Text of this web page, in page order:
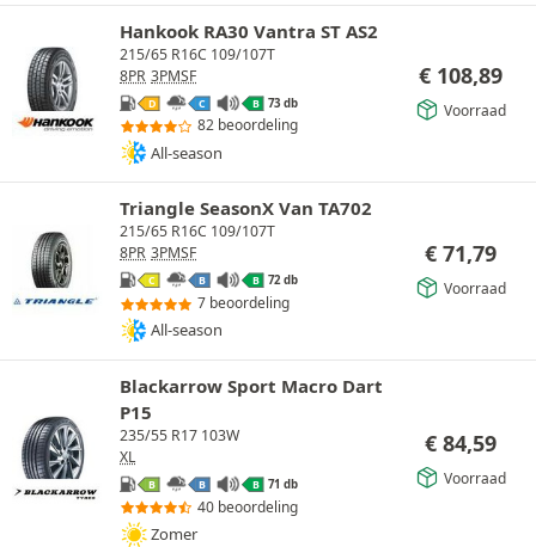
Hankook RA30 Vantra ST AS2
215/65 R16C 109/107T
8PR 3PMSF
D C B 73 db
82 beoordeling
All-season
€ 108,89
Voorraad
Triangle SeasonX Van TA702
215/65 R16C 109/107T
8PR 3PMSF
C B B 72 db
7 beoordeling
All-season
€ 71,79
Voorraad
Blackarrow Sport Macro Dart
P15
235/55 R17 103W
XL
B B B 71 db
40 beoordeling
Zomer
€ 84,59
Voorraad